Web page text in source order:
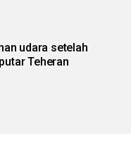
udara setelah
Teheran